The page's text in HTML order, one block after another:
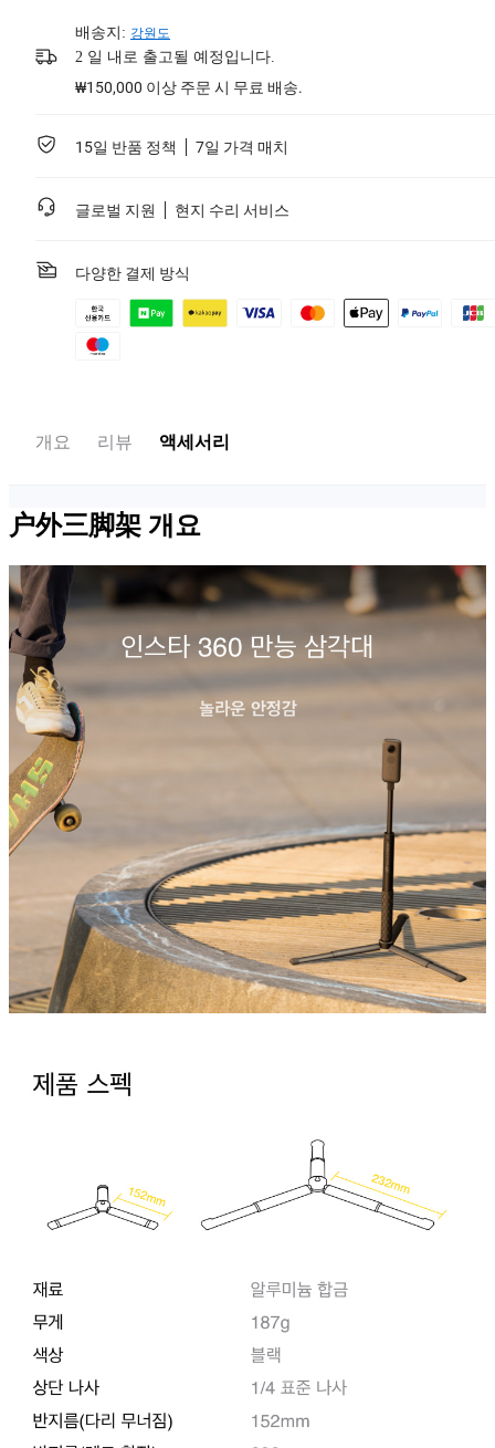
배송지: 강원도
2 일 내로 출고될 예정입니다.
₩150,000 이상 주문 시 무료 배송.
15일 반품 정책 7일 가격 매치
글로벌 지원 현지 수리 서비스
다양한 결제 방식
개요 리뷰 액세서리
户外三脚架 개요